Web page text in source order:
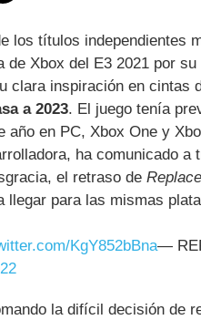
los títulos independientes
de Xbox del E3 2021 por su
clara inspiración en cintas
a 2023. El juego tenía
año en PC, Xbox One y
ha comunicado a
el retraso de
llegar para las mismas
KgY852bBna—
la difícil decisión de